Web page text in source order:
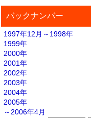
バックナンバー
1997年12月～1998年
1999年
2000年
2001年
2002年
2003年
2004年
2005年
～2006年4月